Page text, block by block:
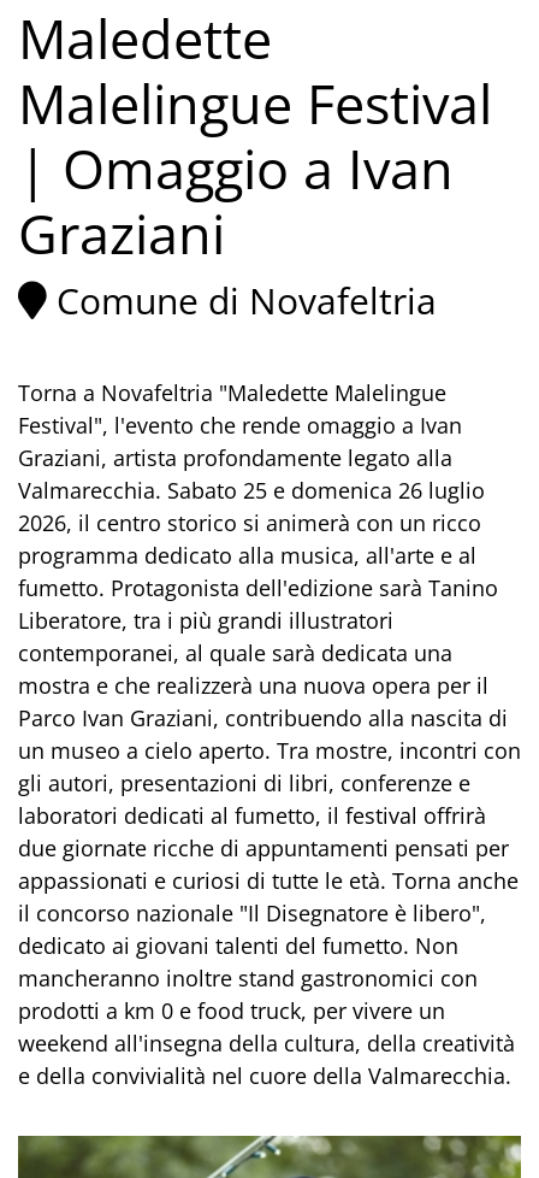
Maledette
Malelingue Festival
| Omaggio a Ivan
Graziani
Comune di Novafeltria
Torna a Novafeltria "Maledette Malelingue
Festival", l'evento che rende omaggio a Ivan
Graziani, artista profondamente legato alla
Valmarecchia. Sabato 25 e domenica 26 luglio
2026, il centro storico si animerà con un ricco
programma dedicato alla musica, all'arte e al
fumetto. Protagonista dell'edizione sarà Tanino
Liberatore, tra i più grandi illustratori
contemporanei, al quale sarà dedicata una
mostra e che realizzerà una nuova opera per il
Parco Ivan Graziani, contribuendo alla nascita di
un museo a cielo aperto. Tra mostre, incontri con
gli autori, presentazioni di libri, conferenze e
laboratori dedicati al fumetto, il festival offrirà
due giornate ricche di appuntamenti pensati per
appassionati e curiosi di tutte le età. Torna anche
il concorso nazionale "Il Disegnatore è libero",
dedicato ai giovani talenti del fumetto. Non
mancheranno inoltre stand gastronomici con
prodotti a km 0 e food truck, per vivere un
weekend all'insegna della cultura, della creatività
e della convivialità nel cuore della Valmarecchia.